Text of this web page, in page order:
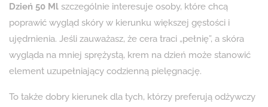
Dzień 50 Ml szczególnie interesuje osoby, które chcą
poprawić wygląd skóry w kierunku większej gęstości i
ujędrnienia. Jeśli zauważasz, że cera traci „pełnię”, a skóra
wygląda na mniej sprężystą, krem na dzień może stanowić
element uzupełniający codzienną pielęgnację.
To także dobry kierunek dla tych, którzy preferują odżywczy